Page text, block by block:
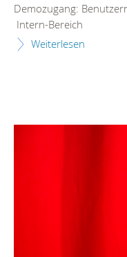
Demozugang:
Intern-Bereich
Weiterlesen